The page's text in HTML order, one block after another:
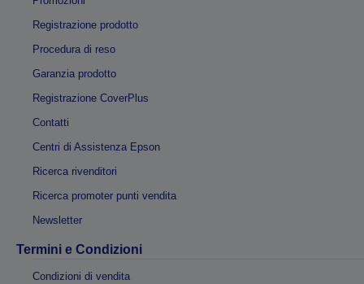
Registrazione prodotto
Procedura di reso
Garanzia prodotto
Registrazione CoverPlus
Contatti
Centri di Assistenza Epson
Ricerca rivenditori
Ricerca promoter punti vendita
Newsletter
Termini e Condizioni
Condizioni di vendita